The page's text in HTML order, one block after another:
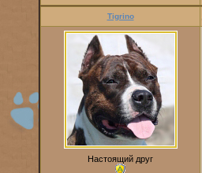
Tigrino
Настоящий друг